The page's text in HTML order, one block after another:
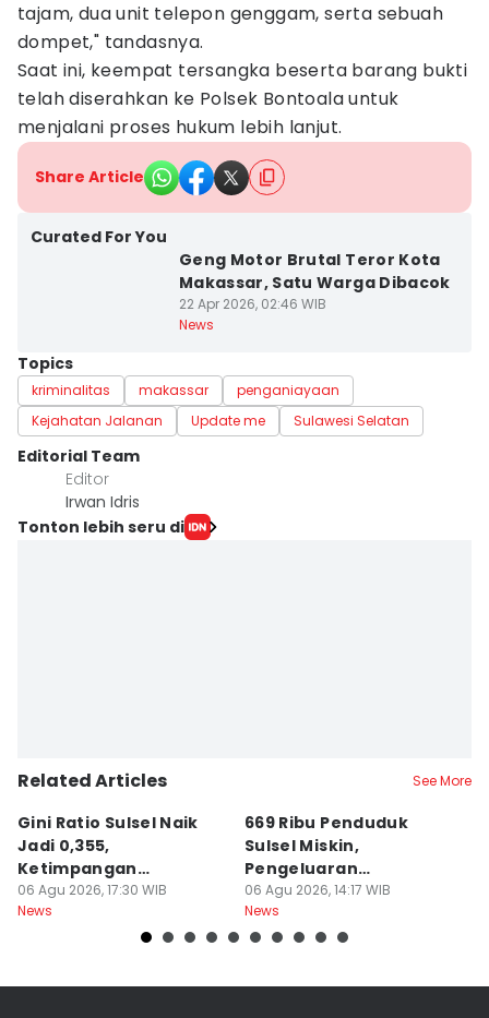
tajam, dua unit telepon genggam, serta sebuah
dompet," tandasnya.
Saat ini, keempat tersangka beserta barang bukti
telah diserahkan ke Polsek Bontoala untuk
menjalani proses hukum lebih lanjut.
Share Article
Curated For You
Geng Motor Brutal Teror Kota
Makassar, Satu Warga Dibacok
22 Apr 2026, 02:46 WIB
News
Topics
kriminalitas makassar
penganiayaan
Kejahatan Jalanan
Update me Sulawesi Selatan
Editorial Team
Editor
Irwan Idris
Tonton lebih seru di
Related Articles See More
Gini Ratio Sulsel Naik
Jadi 0,355,
Ketimpangan
Perdesaan Meningkat
06 Agu 2026, 17:30 WIB
News
669 Ribu Penduduk
Sulsel Miskin,
Pengeluaran
Terbesarnya Rokok
06 Agu 2026, 14:17 WIB
News